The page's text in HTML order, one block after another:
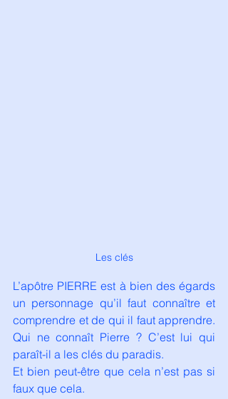
Les clés
L’apôtre PIERRE est à bien des égards
un personnage qu’il faut connaître et
comprendre et de qui il faut apprendre.
Qui ne connaît Pierre ? C’est lui qui
paraît-il a les clés du paradis.
Et bien peut-être que cela n’est pas si
faux que cela.